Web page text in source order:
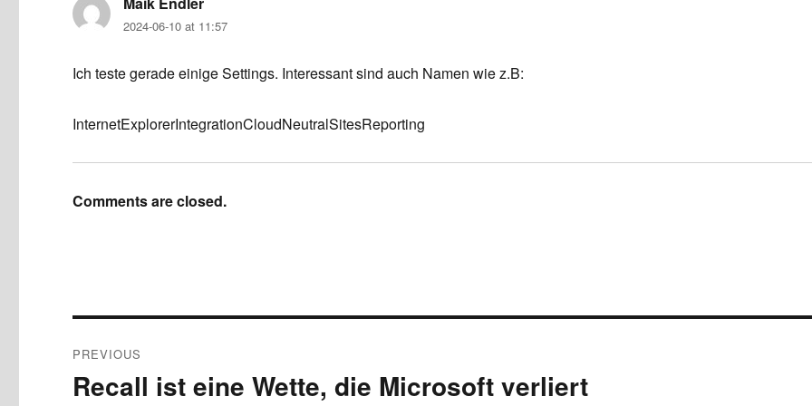
2024-06-10 at 11:57
Ich teste gerade einige Settings. Interessant sind auch Namen wie z.B:
InternetExplorerIntegrationCloudNeutralSitesReporting
Comments are closed.
navigation
PREVIOUS
Previous
Recall ist eine Wette, die Microsoft verliert